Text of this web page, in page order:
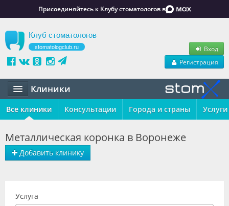
Присоединяйтесь к Клубу стоматологов в
Клуб стоматологов
stomatologclub.ru
Вход
Регистрация
Клиники
Статьи
Обучение
Резюме
Все клиники Консультации Города и страны Услуги
Добавить клинику
Металлическая коронка в Воронеже
Услуга